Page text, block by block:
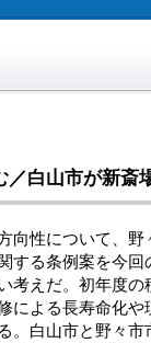
／白山市が新
性について、
する条例案を今
考えだ。初年度の
よる長寿命化や
。白山市と野々